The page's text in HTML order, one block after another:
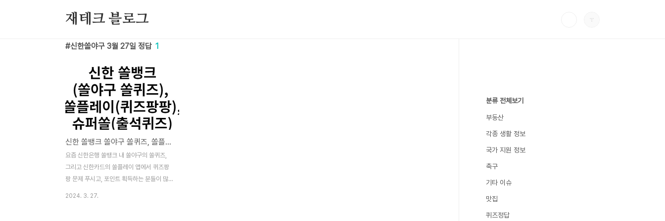
재테크 블로그
신한쏠야구 3월 27일 정답 1
신한 쏠뱅크 쏠야구 쏠퀴즈, 쏠플레이 퀴즈팡팡, 슈퍼쏠 출석퀴즈 정답 3월 27일
요즘 신한은행 쏠뱅크 내 쏠야구의 쏠퀴즈,
그리고 신한카드의 쏠플레이 앱에서 퀴즈팡
팡 문제 푸시고, 포인트 획득하는 분들이 많
2024. 3. 27.
분류 전체보기
부동산
각종 생활 정보
국가 지원 정보
축구
기타 이슈
맛집
퀴즈정답